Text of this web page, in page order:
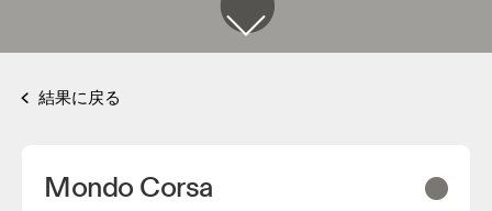
結果に戻る
Mondo Corsa